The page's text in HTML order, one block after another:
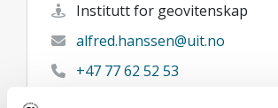
Institutt for geovitenskap
alfred.hanssen@uit.no
+47 77 62 52 53